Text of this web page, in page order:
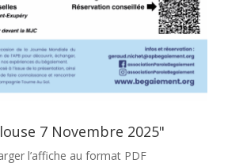
7 Novembre 2025"
l’affiche au format PDF